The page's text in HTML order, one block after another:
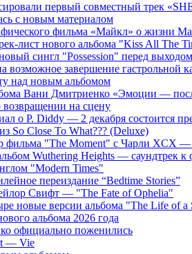
первый совместный трек
с новым материалом
фильма «Майкл» о жизни
лист нового альбома "Kiss All The
сингл "Possession" перед выходом
возможное завершение гастрольной
над новым альбомом
Вани Дмитриенко «Эмоции —
на сцену
о P. Diddy — 2 декабря состоится
So Close To What??? (Deluxe)
фильма "The Moment" с Чарли XCX —
Wuthering Heights — саундтрек к
"Modern Times"
переиздание “Bedtime Stories”
Свифт — "The Fate of Ophelia"
новые версии альбома "The Life of a
альбома 2026 года
официально поженились
— Vie